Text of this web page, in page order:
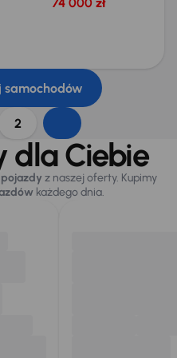
samochodów
2
dla Ciebie
z naszej oferty. Kupimy
każdego dnia.